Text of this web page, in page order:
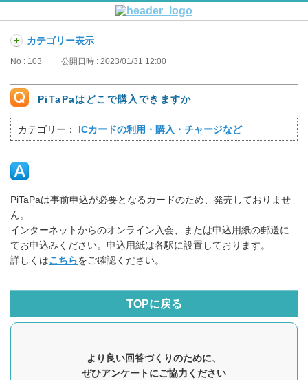
カテゴリー表示
No : 103 公開日時 : 2023/01/31 12:00
PiTaPaはどこで購入できますか
カテゴリー： ICカードの利用・購入・チャージなど
PiTaPaは事前申込が必要となるカードのため、発売しておりませ
ん。
インターネットからのオンライン入会、または申込用紙の郵送に
てお申込みください。申込用紙は各駅に設置しております。
詳しくはこちらをご確認ください。
TOPに戻る
より良い回答づくりのために、
ぜひアンケートにご協力ください